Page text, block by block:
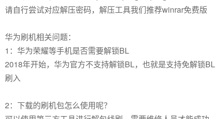
请自行尝试对应解压密码，解压工具我们推荐winrar免费版
华为刷机相关问题：
1：华为荣耀等手机是否需要解锁BL
2018年开始，华为官方不支持解锁BL，也就是支持免解锁BL
刷入
2：下载的刷机包怎么使用呢？